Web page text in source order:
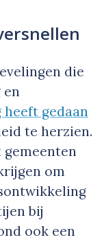
die
en
heeft gedaan
te herzien.
gemeenten
om
bij
ook een